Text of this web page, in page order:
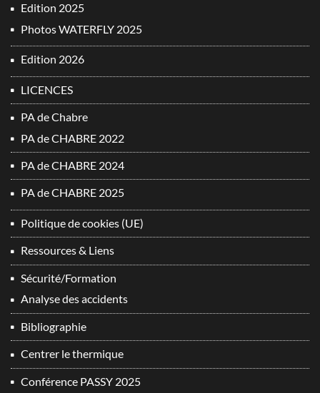
Edition 2025
Photos WATERFLY 2025
Edition 2026
LICENCES
PA de Chabre
PA de CHABRE 2022
PA de CHABRE 2024
PA de CHABRE 2025
Politique de cookies (UE)
Ressources & Liens
Sécurité/Formation
Analyse des accidents
Bibliographie
Centrer le thermique
Conférence PASSY 2025